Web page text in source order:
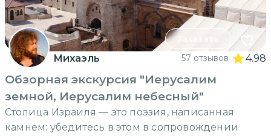
Заказать
Михаэль 57 отзывов 4.98
Обзорная экскурсия "Иерусалим
земной, Иерусалим небесный"
Столица Израиля — это поэзия, написанная
камнем: убедитесь в этом в сопровождении